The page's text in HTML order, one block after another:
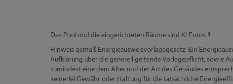
Das Pool und die eingerichteten Räume sind KI Fotos !!
Hinweis gemäß Energieausweisvorlagegesetz: Ein
Aufklärung über die generell geltende Vorlagepflicht, sowie
zumindest eine dem Alter und der Art des Gebäudes
keinerlei Gewähr oder Haftung für die tatsächliche